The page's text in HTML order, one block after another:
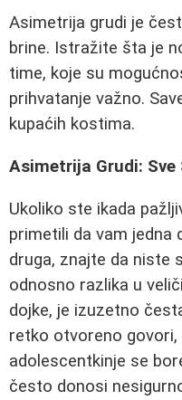
Asimetrija grudi je
brine. Istražite šta je
time, koje su
prihvatanje važno.
kupaćih kostima.
Asimetrija Grudi:
Ukoliko ste ikada
primetili da vam jedna
druga, znajte da niste
odnosno razlika u
dojke, je izuzetno
retko otvoreno govori,
adolescentkinje se
često donosi